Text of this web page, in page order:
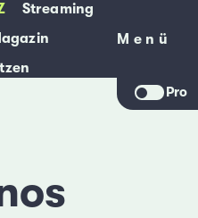
Streaming
Menü
Menü
Pro